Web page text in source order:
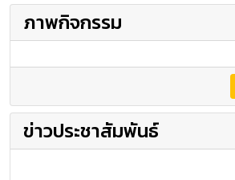
ภาพกิจกรรม
ข่าวประชาสัมพันธ์